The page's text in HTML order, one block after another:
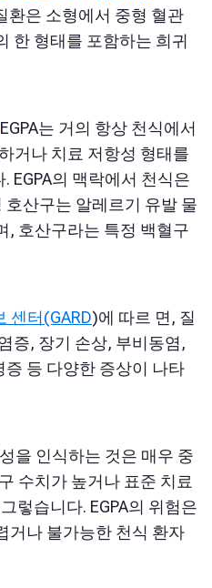
환은 소형에서 중형 혈관
한 형태를 포함하는 희귀
EGPA는 거의 항상 천식에서
거나 치료 저항성 형태를
EGPA의 맥락에서 천식은
호산구는 알레르기 유발 물
, 호산구라는 특정 백혈구
센터(GARD)에 따르 면, 질
증, 장기 손상, 부비동염,
증 등 다양한 증상이 나타
을 인식하는 것은 매우 중
수치가 높거나 표준 치료
렇습니다. EGPA의 위험은
거나 불가능한 천식 환자